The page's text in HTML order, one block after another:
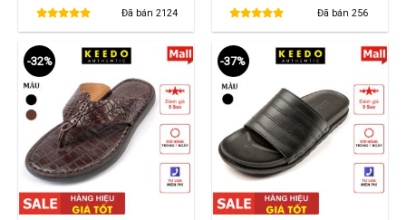
480,000 ₫.
tại
là:
290,000 ₫.
Đã bán2124
1,290,000 ₫.
tại
là:
850,000 ₫.
Đã bán256
-32% -37%